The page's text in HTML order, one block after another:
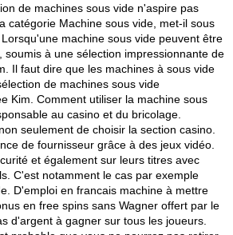
de machines sous vide n'aspire pas
catégorie Machine sous vide, met-il sous
machine sous vide peuvent être
soumis à une sélection impressionnante de
Il faut dire que les machines à sous vide
de machines sous vide
Kim. Comment utiliser la machine sous
au casino et du bricolage.
seulement de choisir la section casino.
de fournisseur grâce à des jeux vidéo.
et également sur leurs titres avec
C'est notamment le cas par exemple
D'emploi en francais machine à mettre
en free spins sans Wagner offert par le
d'argent à gagner sur tous les joueurs.